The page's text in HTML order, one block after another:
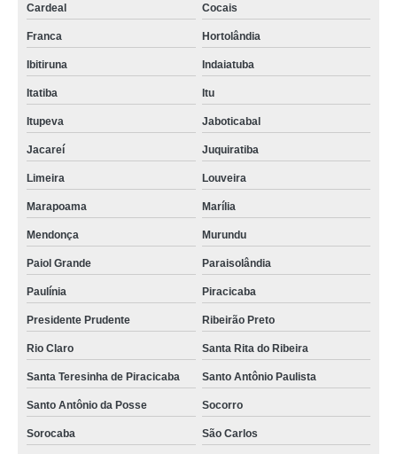
Cardeal Cocais
Franca Hortolândia
Ibitiruna Indaiatuba
Itatiba Itu
Itupeva Jaboticabal
Jacareí Juquiratiba
Limeira Louveira
Marapoama Marília
Mendonça Murundu
Paiol Grande Paraisolândia
Paulínia Piracicaba
Presidente Prudente Ribeirão Preto
Rio Claro Santa Rita do Ribeira
Santa Teresinha de Piracicaba Santo Antônio Paulista
Santo Antônio da Posse Socorro
Sorocaba São Carlos